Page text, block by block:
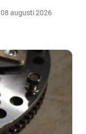
08 augusti 2026